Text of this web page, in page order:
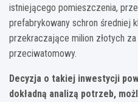
istniejącego pomieszczenia,
prefabrykowany schron średniej
przekraczające milion złotych
przeciwatomowy.
Decyzja o takiej inwestycji
dokładną analizą potrzeb,